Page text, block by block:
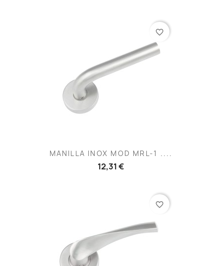
MANILLA INOX MOD MRL-1 ....
12,31 €
favorite_border
favorite_border